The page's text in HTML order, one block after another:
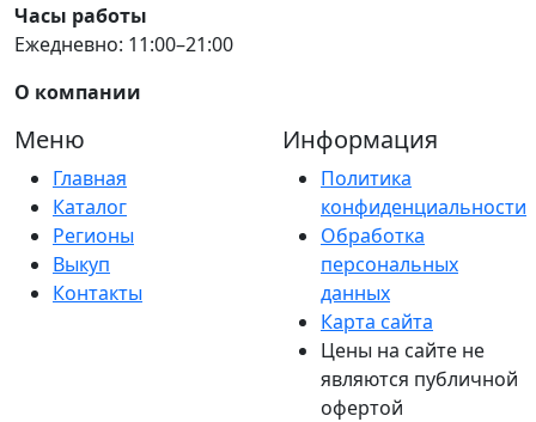
Часы работы
Ежедневно: 11:00–21:00
О компании
Меню
Главная
Каталог
Регионы
Выкуп
Контакты
Информация
Политика
конфиденциальности
Обработка
персональных
данных
Карта сайта
Цены на сайте не
являются публичной
офертой